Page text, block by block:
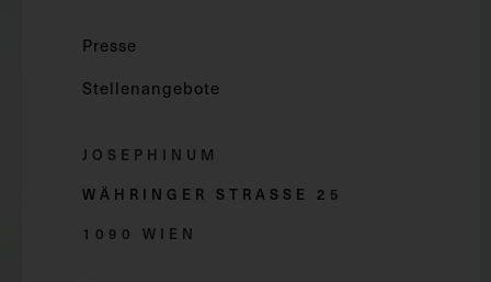
Presse
Stellenangebote
JOSEPHINUM
WÄHRINGER STRASSE 2 5
1090 WIEN